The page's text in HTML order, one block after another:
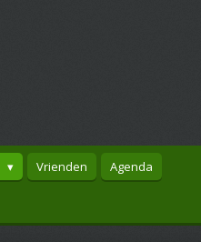
Vrienden
Agenda